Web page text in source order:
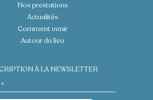
Nos prestations
Actualités
Comment venir
Autour du lieu
À LA NEWSLETTER